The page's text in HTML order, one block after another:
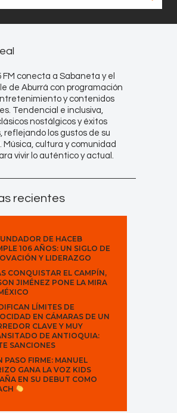
FM conecta a Sabaneta y el
de Aburrá con programación
y contenidos
Tendencial e inclusiva,
nostálgicos y éxitos
reflejando los gustos de su
Música, cultura y comunidad
vivir lo auténtico y actual.
recientes
DE HACEB
106 AÑOS: UN SIGLO DE
Y LIDERAZGO
CONQUISTAR EL CAMPÍN,
JIMÉNEZ PONE LA MIRA
LÍMITES DE
EN CÁMARAS DE UN
CLAVE Y MUY
DE ANTIOQUIA:
SANCIONES
PASO FIRME: MANUEL
GANA LA VOZ KIDS
EN SU DEBUT COMO